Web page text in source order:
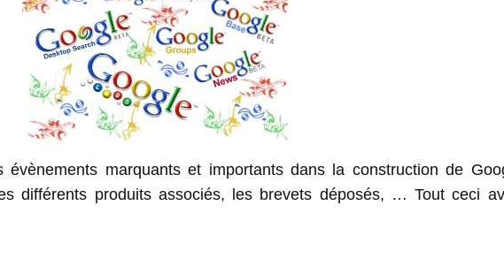
marquants et importants dans la construction de
différents produits associés, les brevets déposés, … Tout ceci